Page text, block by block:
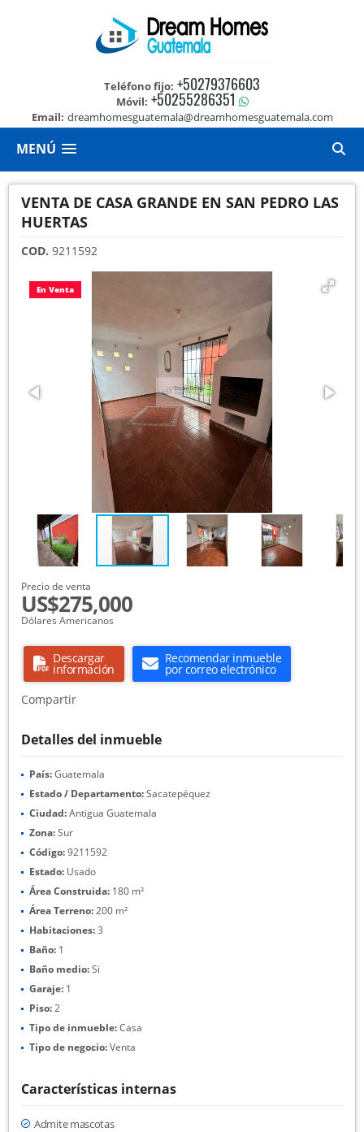
Teléfono fijo: +50279376603
Móvil: +50255286351
Email: dreamhomesguatemala@dreamhomesguatemala.com
MENÚ
VENTA DE CASA GRANDE EN SAN PEDRO LAS
HUERTAS
COD. 9211592
En Venta
Precio de venta
US$275,000
Dólares Americanos
Descargar
información
Recomendar inmueble
por correo electrónico
Compartir
Detalles del inmueble
País:Guatemala
Estado / Departamento:Sacatepéquez
Ciudad:Antigua Guatemala
Zona:Sur
Código:9211592
Estado: Usado
Área Construida: 180 m²
Área Terreno:200 m²
Habitaciones:3
Baño: 1
Baño medio:Si
Garaje: 1
Piso:2
Tipo de inmueble:Casa
Tipo de negocio:Venta
Características internas
Admite mascotas